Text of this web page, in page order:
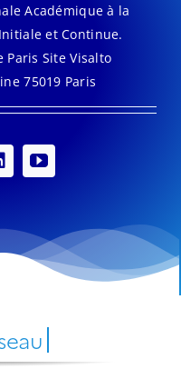
Académique à la
et Continue.
Paris Site Visalto
75019 Paris